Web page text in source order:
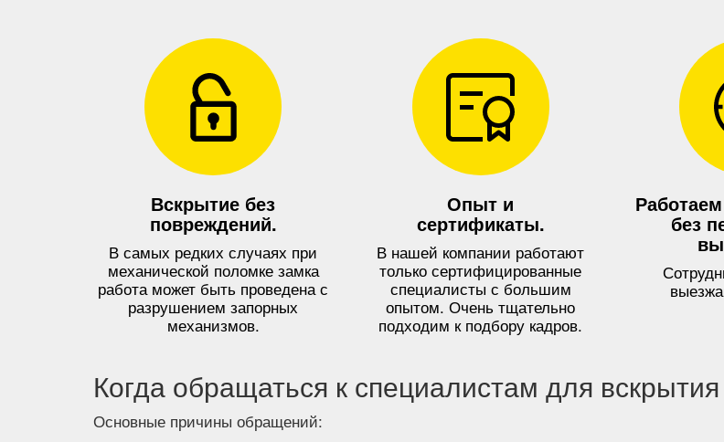
Вскрытие без
повреждений.
В самых редких случаях при
механической поломке замка
работа может быть проведена с
разрушением запорных
механизмов.
Опыт и
сертификаты.
В нашей компании работают
только сертифицированные
специалисты с большим
опытом. Очень тщательно
подходим к подбору кадров.
без
Когда обращаться к специалистам для
Основные причины обращений: